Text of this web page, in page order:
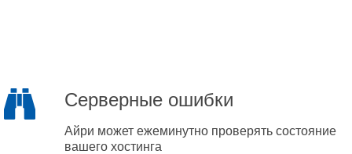
Серверные ошибки
Айри может ежеминутно проверять состояние
вашего хостинга